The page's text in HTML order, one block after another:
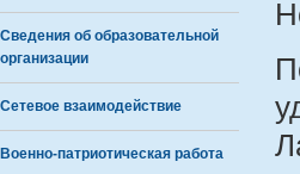
Сведения об образовательной
организации
Сетевое взаимодействие
Военно-патриотическая работа